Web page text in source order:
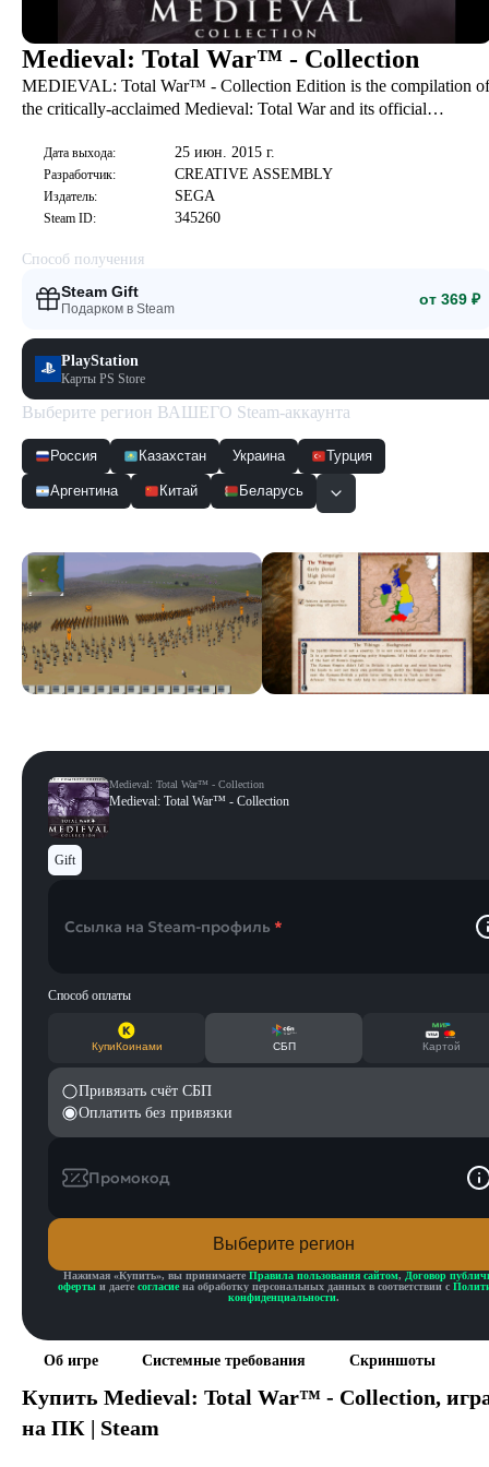
Medieval: Total War™ - Collection
MEDIEVAL: Total War™ - Collection Edition is the compilation of
the critically-acclaimed Medieval: Total War and its official
Дата выхода: 25 июн. 2015 г.
Разработчик: CREATIVE ASSEMBLY
Издатель: SEGA
Steam ID: 345260
Способ получения
Steam Gift
Подарком в Steam
от 369 ₽
PlayStation
Карты PS Store
Выберите регион ВАШЕГО Steam-аккаунта
Россия Казахстан Украина Турция
Аргентина Китай Беларусь
Об игре Системные требования Скриншоты
Купить Medieval: Total War™ - Collection,
на ПК | Steam
Medieval: Total War™ - Collection
Medieval: Total War™ - Collection
Gift
Ссылка на Steam-профиль *
Способ оплаты
КупиКоинами СБП Картой
Привязать счёт СБП
Оплатить без привязки
Промокод
Выберите регион
Нажимая «Купить», вы принимаете Правила пользования сайтом, Договор
оферты и даете согласие на обработку персональных данных в соответствии с
конфиденциальности.